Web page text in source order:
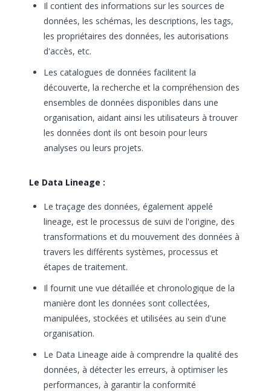
Il contient des informations sur les sources de
données, les schémas, les descriptions, les tags,
les propriétaires des données, les autorisations
d'accès, etc.
Les catalogues de données facilitent la
découverte, la recherche et la compréhension des
ensembles de données disponibles dans une
organisation, aidant ainsi les utilisateurs à trouver
les données dont ils ont besoin pour leurs
analyses ou leurs projets.
Le Data Lineage :
Le traçage des données, également appelé
lineage, est le processus de suivi de l'origine, des
transformations et du mouvement des données à
travers les différents systèmes, processus et
étapes de traitement.
Il fournit une vue détaillée et chronologique de la
manière dont les données sont collectées,
manipulées, stockées et utilisées au sein d'une
organisation.
Le Data Lineage aide à comprendre la qualité des
données, à détecter les erreurs, à optimiser les
performances, à garantir la conformité